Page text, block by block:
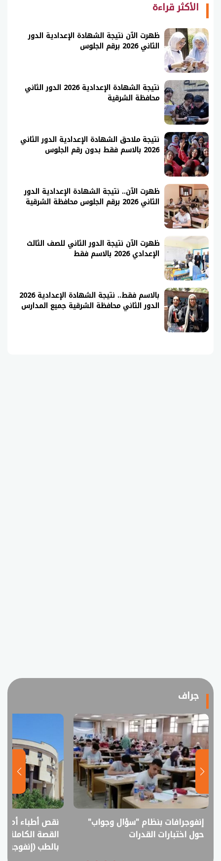
الأكثر قراءة
ظهرت الآن نتيجة الشهادة الإعدادية الدور
الثاني 2026 برقم الجلوس
نتيجة الشهادة الإعدادية 2026 الدور الثاني
محافظة الشرقية
نتيجة ملاحق الشهادة الإعدادية الدور الثاني
2026 بالاسم فقط بدون رقم الجلوس
ظهرت الآن.. نتيجة الشهادة الإعدادية الدور
الثاني 2026 برقم الجلوس محافظة الشرقية
ظهرت الآن نتيجة الدور الثاني للصف الثالث
الإعدادي 2026 بالاسم فقط
بالاسم فقط.. نتيجة الشهادة الإعدادية 2026
الدور الثاني محافظة الشرقية جميع المدارس
جراف
نقص أطباء أم فائض خريجين؟..
القصة الكاملة لمقترح خفض القبول
انفوجراف..
في امتحانات